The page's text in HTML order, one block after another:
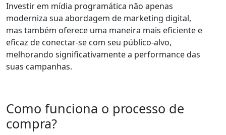
Investir em mídia programática não apenas
moderniza sua abordagem de marketing digital,
mas também oferece uma maneira mais eficiente e
eficaz de conectar-se com seu público-alvo,
melhorando significativamente a performance das
suas campanhas.
Como funciona o processo de
compra?